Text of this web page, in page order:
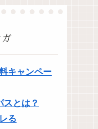
キャンペー
スとは？
る